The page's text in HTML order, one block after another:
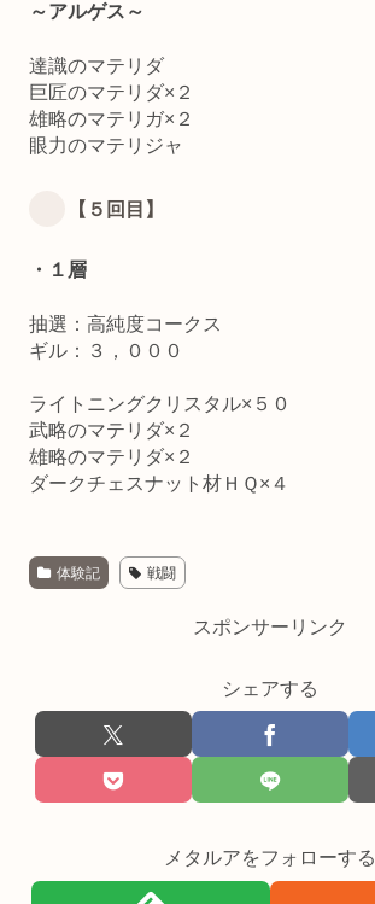
～アルゲス～
達識のマテリダ
巨匠のマテリダ×２
雄略のマテリガ×２
眼力のマテリジャ
【５回目】
・１層
抽選：高純度コークス
ギル：３，０００
ライトニングクリスタル×５０
武略のマテリダ×２
雄略のマテリダ×２
ダークチェスナット材ＨＱ×４
体験記 戦闘
スポンサーリンク
シェアする
メタルアをフォローする